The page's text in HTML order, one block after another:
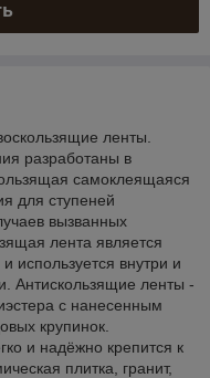
ленты.
разработаны в
самоклеящаяся
для ступеней
вызванных
лента является
используется внутри и
Антискользящие ленты -
с нанесенным
крупинок.
и надёжно крепится к
плитка, гранит,